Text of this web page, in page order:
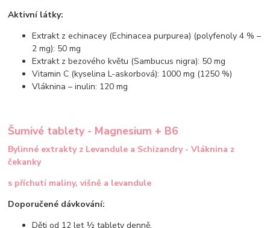
Aktivní látky:
Extrakt z echinacey (Echinacea purpurea) (polyfenoly 4 % –
2 mg): 50 mg
Extrakt z bezového květu (Sambucus nigra): 50 mg
Vitamin C (kyselina L-askorbová): 1000 mg (1250 %)
Vláknina – inulin: 120 mg
Šumivé tablety - Magnesium + B6
Bylinné extrakty z Levandule a Schizandry - Vláknina z
čekanky
s příchutí maliny, višně a levandule
Doporučené dávkování:
Děti od 12 let ½ tablety denně.